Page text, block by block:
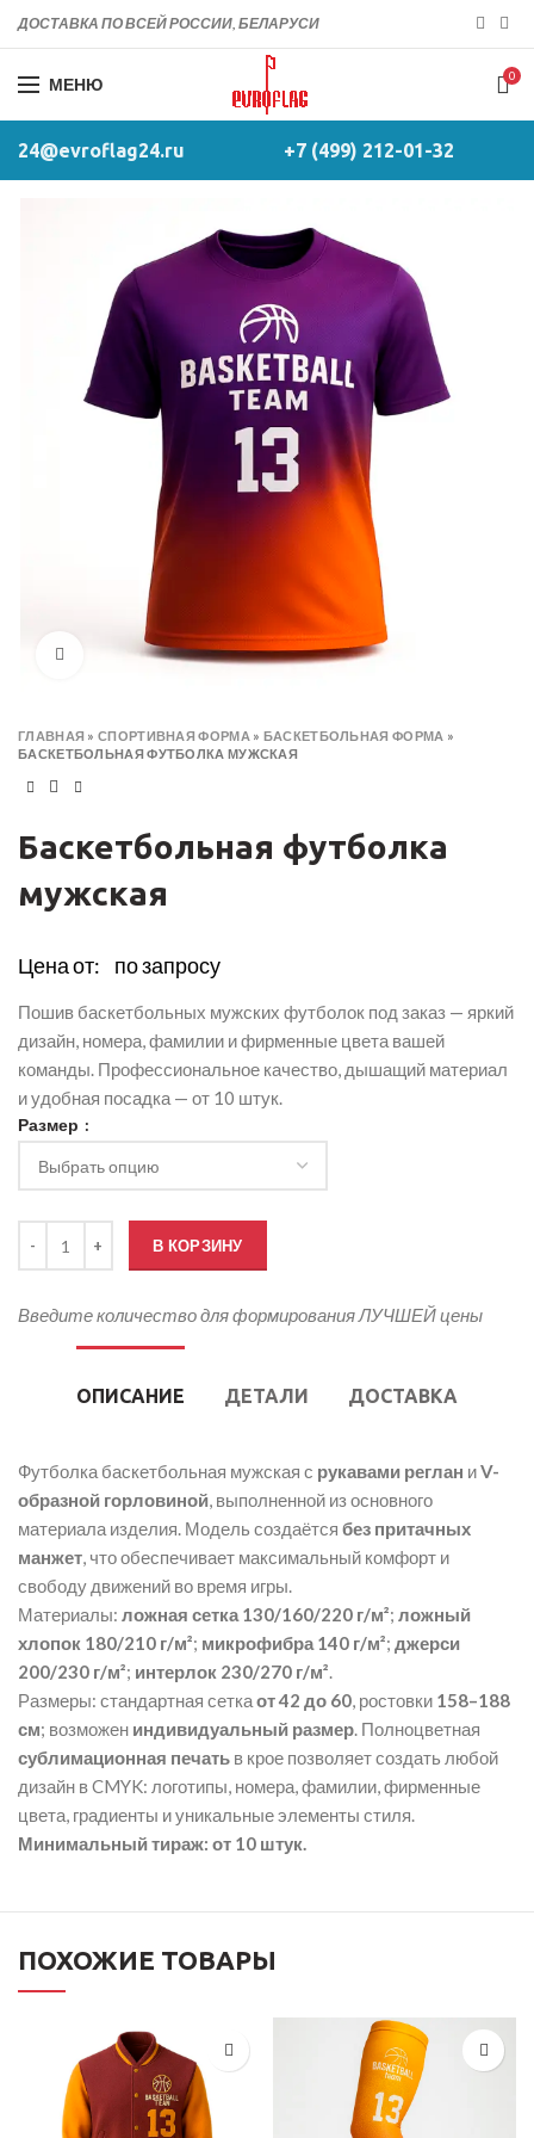
ДОСТАВКА ПО ВСЕЙ РОССИИ, БЕЛАРУСИ
МЕНЮ 0
24@evroflag24.ru +7 (499) 212-01-32
Click to enlarge
ГЛАВНАЯ »СПОРТИВНАЯ ФОРМА » БАСКЕТБОЛЬНАЯ ФОРМА »
БАСКЕТБОЛЬНАЯ ФУТБОЛКА МУЖСКАЯ
Баскетбольная футболка
мужская
Цена от: по запросу
Пошив баскетбольных мужских футболок под заказ — яркий
дизайн, номера, фамилии и фирменные цвета вашей
команды. Профессиональное качество, дышащий материал
и удобная посадка — от 10 штук.
Размер
В КОРЗИНУ
Введите количество для формирования ЛУЧШЕЙ цены
ОПИСАНИЕ ДЕТАЛИ ДОСТАВКА
Футболка баскетбольная мужская с рукавами реглан иV-
образной горловиной, выполненной из основного
материала изделия. Модель создаётся без притачных
манжет, что обеспечивает максимальный комфорт и
свободу движений во время игры.
Материалы: ложная сетка 130/160/220 г/м²; ложный
хлопок 180/210 г/м²; микрофибра 140 г/м²; джерси
200/230 г/м²; интерлок 230/270 г/м².
Размеры: стандартная сеткаот 42 до 60, ростовки 158–188
см; возможен индивидуальный размер. Полноцветная
сублимационная печать в крое позволяет создать любой
дизайн в CMYK: логотипы, номера, фамилии, фирменные
цвета, градиенты и уникальные элементы стиля.
Минимальный тираж: от 10 штук.
ПОХОЖИЕ ТОВАРЫ